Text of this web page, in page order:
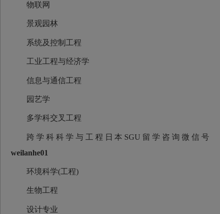
物联网
景观园林
系统及控制工程
工业工程与经济学
信息与通信工程
园艺学
多学科交叉工程
跨学科科学与工程日本SGU留学咨询微信号
weilanhe01
环境科学(工程)
生物工程
设计专业